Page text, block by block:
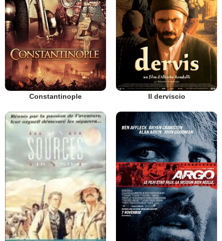
Constantinople Il derviscio